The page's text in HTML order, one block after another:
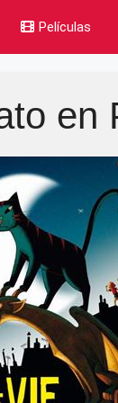
Películas
en